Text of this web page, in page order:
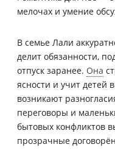
мелочах и умение
В семье Лали
делит обязанности,
отпуск заранее. Она
ясности и учит детей
возникают
переговоры и
бытовых конфликтов
прозрачные